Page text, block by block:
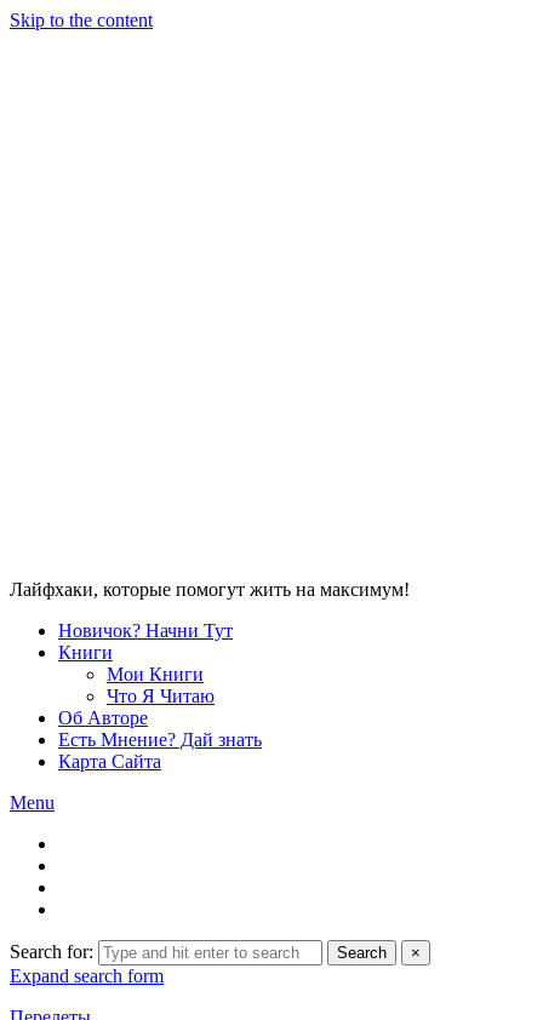
Skip to the content
Лайфхаки, которые помогут жить на максимум!
Новичок? Начни Тут
Книги
Мои Книги
Что Я Читаю
Об Авторе
Есть Мнение? Дай знать
Карта Сайта
Menu
Search for: Search ×
Expand search form